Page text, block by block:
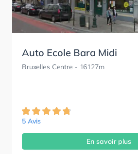
Auto Ecole Bara Midi
Bruxelles Centre - 16127m
5 Avis
En savoir plus